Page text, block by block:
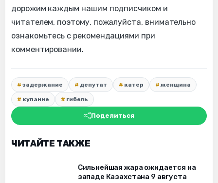
дорожим каждым нашим подписчиком и
читателем, поэтому, пожалуйста, внимательно
ознакомьтесь с рекомендациями при
комментировании.
задержание депутат катер женщина
купание гибель
Поделиться
ЧИТАЙТЕ ТАКЖЕ
Сильнейшая жара ожидается на
западе Казахстана 9 августа